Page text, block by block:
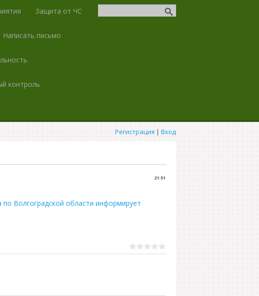
Защита от ЧС
Написать письмо
контроль
Регистрация | Вход
21:51
по Волгоградской области информирует